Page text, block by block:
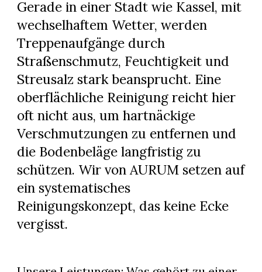
Gerade in einer Stadt wie Kassel, mit
wechselhaftem Wetter, werden
Treppenaufgänge durch
Straßenschmutz, Feuchtigkeit und
Streusalz stark beansprucht. Eine
oberflächliche Reinigung reicht hier
oft nicht aus, um hartnäckige
Verschmutzungen zu entfernen und
die Bodenbeläge langfristig zu
schützen. Wir von AURUM setzen auf
ein systematisches
Reinigungskonzept, das keine Ecke
vergisst.